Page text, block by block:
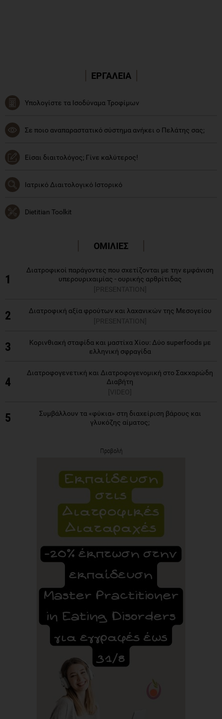
ΕΡΓΑΛΕΙΑ
Υπολογίστε τα Ισοδύναμα Τροφίμων
Σε ποιο αναπαραστατικό σύστημα ανήκει ο Πελάτης σας;
Είσαι διαιτολόγος; Γίνε καλύτερος!
Ιατρικό Διαιτολογικό Ιστορικό
Dietitian Toolkit
ΟΜΙΛΙΕΣ
1
Διατροφικοί παράγοντες που σχετίζονται με την εμφάνιση
υπερουριχαιμίας - ουρικής αρθρίτιδας
[PRESENTATION]
2
Διατροφική αξία φρούτων και λαχανικών της Μεσογείου
[PRESENTATION]
3
Κορινθιακή σταφίδα και μαστίχα Χίου: Δύο superfoods με
ελληνική σφραγίδα
4
Διατροφογενετική και Διατροφογενομική στο Σακχαρώδη
Διαβήτη
[VIDEO]
5
Συμβάλλουν τα «φύκια» στη διαχείριση βάρους και
γλυκόζης αίματος;
Προβολή